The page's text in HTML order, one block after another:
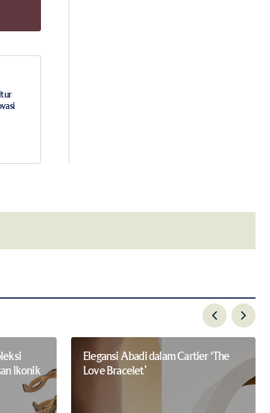
Ikonik
Elegansi Abadi dalam Cartier ‘The
Love Bracelet’